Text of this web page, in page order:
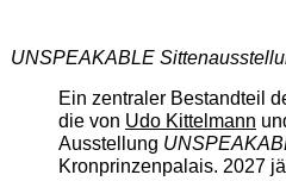
UNSPEAKABLE
Ein zentraler Bestandteil
die von Udo Kittelmann
Ausstellung
Kronprinzenpalais. 2027